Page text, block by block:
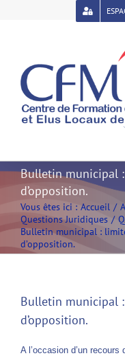
Open toolbar
Bulletin municipal :
d’opposition.
Vous êtes ici : Accueil
Questions Juridiques
Bulletin municipal :
d’opposition.
Bulletin municipal
d’opposition.
A l’occasion d’un